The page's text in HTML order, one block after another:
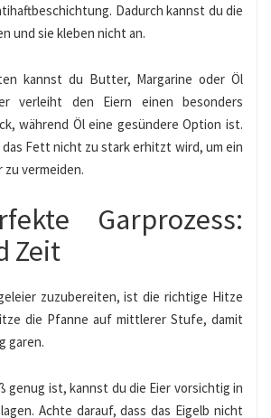
Dadurch kannst du die
und sie kleben nicht an.
kannst du Butter, Margarine oder Öl
verleiht den Eiern einen besonders
während Öl eine gesündere Option ist.
Fett nicht zu stark erhitzt wird, um ein
zu vermeiden.
Garprozess:
Zeit
zuzubereiten, ist die richtige Hitze
die Pfanne auf mittlerer Stufe, damit
garen.
genug ist, kannst du die Eier vorsichtig in
Achte darauf, dass das Eigelb nicht